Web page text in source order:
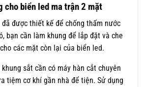
cho biển led ma trận 2 mặt
được thiết kế để chống thấm nước
bạn cần làm khung để lắp đặt và che
các mặt còn lại của biển led.
sắt cần có máy hàn cắt chuyên
tiệm cơ khí gần nhà để tiện. Sử dụng